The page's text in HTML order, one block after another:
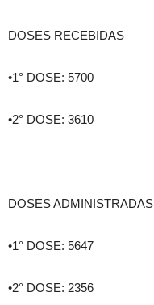
DOSES RECEBIDAS
•1° DOSE: 5700
•2° DOSE: 3610
DOSES ADMINISTRADAS
•1° DOSE: 5647
•2° DOSE: 2356